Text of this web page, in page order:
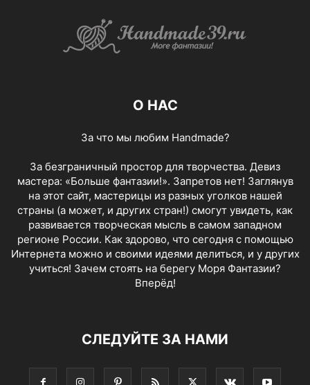
О НАС
За что мы любим Handmade?
За безграничный простор для творчества. Девиз
мастера: «Больше фантазии!». Запретов нет! Заглянув
на этот сайт, мастерицы из разных уголков нашей
страны (а может, и других стран!) смогут увидеть, как
развивается творческая мысль в самом западном
регионе России. Как здорово, что сегодня с помощью
Интернета можно и своими идеями делиться, и у других
учиться! Зачем стоять на берегу Моря Фантазии?
Вперёд!
СЛЕДУЙТЕ ЗА НАМИ